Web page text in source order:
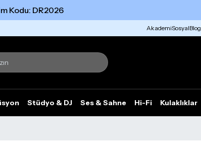
Kodu: DR2026
AkademiSosyalBlog
Stüdyo & DJ Ses & Sahne Hi-Fi Kulaklıklar